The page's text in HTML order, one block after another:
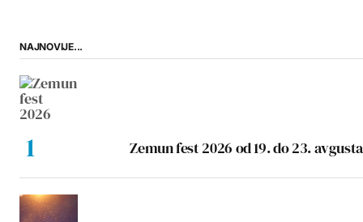
NAJNOVIJE...
Zemun fest 2026 od 19. do 23. avgusta